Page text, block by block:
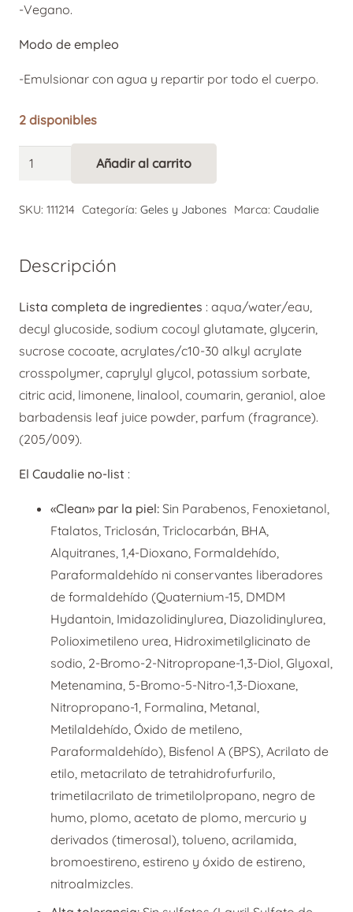
-Vegano.
Modo de empleo
-Emulsionar con agua y repartir por todo el cuerpo.
2 disponibles
Caudalie
des
200
ml
cantidad
Añadir al carrito
SKU: 111214 Categoría: Geles y Jabones Marca: Caudalie
Descripción
Lista completa de ingredientes : aqua/water/eau,
decyl glucoside, sodium cocoyl glutamate, glycerin,
sucrose cocoate, acrylates/c10-30 alkyl acrylate
crosspolymer, caprylyl glycol, potassium sorbate,
citric acid, limonene, linalool, coumarin, geraniol, aloe
barbadensis leaf juice powder, parfum (fragrance).
(205/009).
El Caudalie no-list :
«Clean» par la piel: Sin Parabenos, Fenoxietanol,
Ftalatos, Triclosán, Triclocarbán, BHA,
Alquitranes, 1,4-Dioxano, Formaldehído,
Paraformaldehído ni conservantes liberadores
de formaldehído (Quaternium-15, DMDM
Hydantoin, Imidazolidinylurea, Diazolidinylurea,
Polioximetileno urea, Hidroximetilglicinato de
sodio, 2-Bromo-2-Nitropropane-1,3-Diol, Glyoxal,
Metenamina, 5-Bromo-5-Nitro-1,3-Dioxane,
Nitropropano-1, Formalina, Metanal,
Metilaldehído, Óxido de metileno,
Paraformaldehído), Bisfenol A (BPS), Acrilato de
etilo, metacrilato de tetrahidrofurfurilo,
trimetilacrilato de trimetilolpropano, negro de
humo, plomo, acetato de plomo, mercurio y
derivados (timerosal), tolueno, acrilamida,
bromoestireno, estireno y óxido de estireno,
nitroalmizcles.